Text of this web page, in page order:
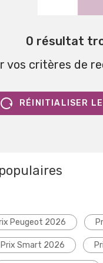
0 résultat
vos critères de
RÉINITIALISER
Peugeot 2026
Prix Smart 2026